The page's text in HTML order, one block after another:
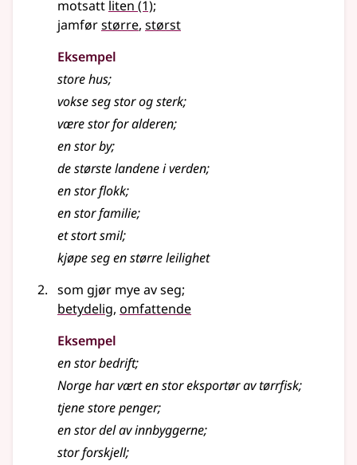
motsatt liten (1);
jamførstørre, størst
Eksempel
storehus;
vokse segstorog sterk;
værestorfor alderen;
enstorby;
de største landene i verden;
enstorflokk;
enstorfamilie;
etstortsmil;
kjøpe seg en større leilighet
som gjør mye av seg;
betydelig, omfattende
Eksempel
enstorbedrift;
Norge har vært enstoreksportør av tørrfisk;
tjenestorepenger;
enstordel av innbyggerne;
storforskjell;